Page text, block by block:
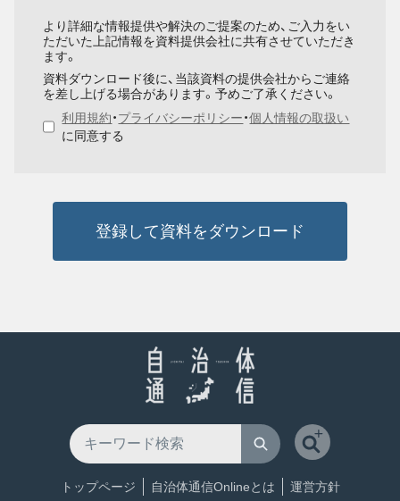
より詳細な情報提供や解決のご提案のため、ご入力をい
ただいた上記情報を資料提供会社に共有させていただき
ます。
資料ダウンロード後に、当該資料の提供会社からご連絡
を差し上げる場合があります。予めご了承ください。
利用規約・プライバシーポリシー・個人情報の取扱い
に同意する
登録して資料をダウンロード
トップページ 自治体通信Onlineとは 運営方針